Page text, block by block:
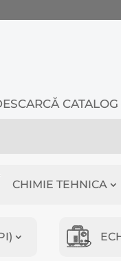
CATALOG
CHIMIE TEHNICA